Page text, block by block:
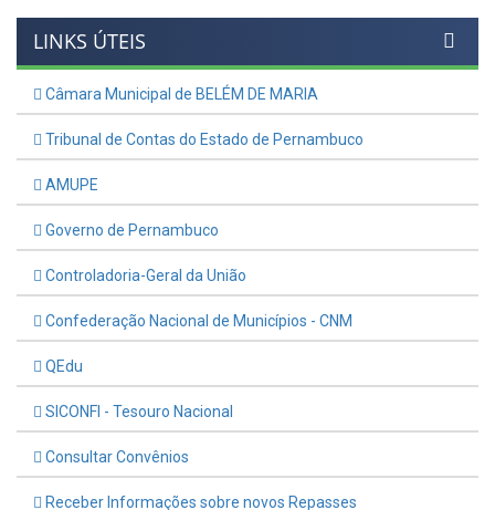
LINKS ÚTEIS
Câmara Municipal de BELÉM DE MARIA
Tribunal de Contas do Estado de Pernambuco
AMUPE
Governo de Pernambuco
Controladoria-Geral da União
Confederação Nacional de Municípios - CNM
QEdu
SICONFI - Tesouro Nacional
Consultar Convênios
Receber Informações sobre novos Repasses